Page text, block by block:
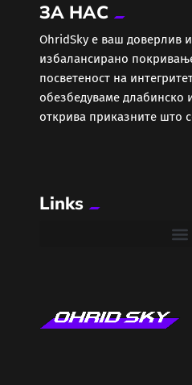
Еротика
Забава
Здравје
Колумни
Лајфстајл
ЗА НАС
ОhridSky е ваш доверлив
избалансирано
посветеност на
обезбедуваме длабинско
открива приказните што
Links